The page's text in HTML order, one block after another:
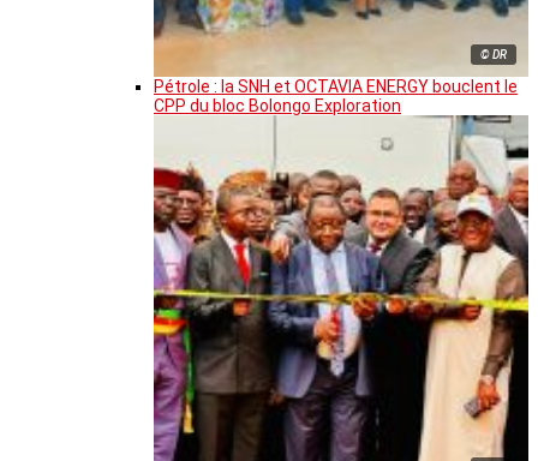
© DR
Pétrole : la SNH et OCTAVIA ENERGY bouclent le
CPP du bloc Bolongo Exploration